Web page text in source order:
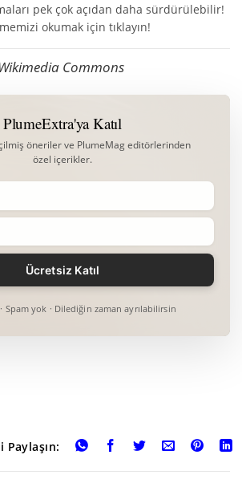
pek çok açıdan daha sürdürülebilir!
okumak için tıklayın!
Commons
PlumeExtra'ya Katıl
öneriler ve PlumeMag editörlerinden
özel içerikler.
Spam yok · Dilediğin zaman ayrılabilirsin
Paylaşın: